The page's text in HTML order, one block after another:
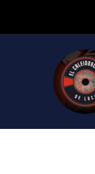
contenido